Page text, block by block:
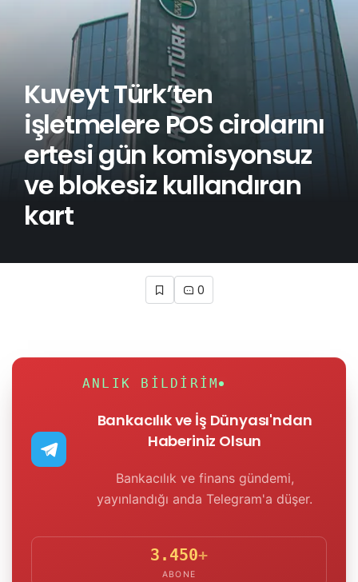
Kuveyt Türk’ten
işletmelere POS cirolarını
ertesi gün komisyonsuz
ve blokesiz kullandıran
kart
0
ANLIK BILDIRIM
Bankacılık ve İş Dünyası'ndan
Haberiniz Olsun
Bankacılık ve finans gündemi,
yayınlandığı anda Telegram'a düşer.
3.450+
ABONE